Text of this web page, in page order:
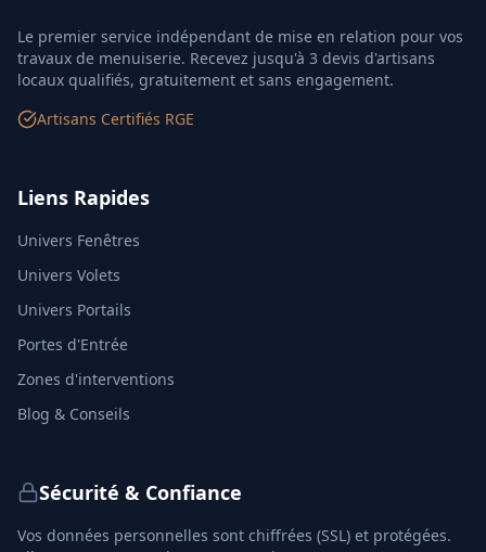
Le premier service indépendant de mise en relation pour vos
travaux de menuiserie. Recevez jusqu'à 3 devis d'artisans
locaux qualifiés, gratuitement et sans engagement.
Artisans Certifiés RGE
Liens Rapides
Univers Fenêtres
Univers Volets
Univers Portails
Portes d'Entrée
Zones d'interventions
Blog & Conseils
Sécurité & Confiance
Vos données personnelles sont chiffrées (SSL) et protégées.